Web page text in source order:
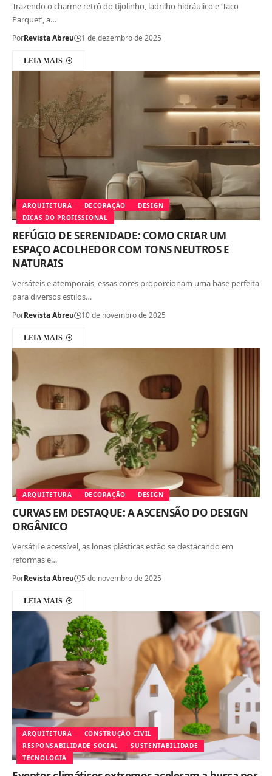
Trazendo o charme retrô do tijolinho, ladrilho hidráulico e ‘Taco
Parquet’, a…
PorRevista Abreu 1 de dezembro de 2025
LEIA MAIS
ARQUITETURA DECORAÇÃO
DESIGN
DICAS DO PROFISSIONAL
REFÚGIO DE SERENIDADE: COMO CRIAR UM
ESPAÇO ACOLHEDOR COM TONS NEUTROS E
NATURAIS
Versáteis e atemporais, essas cores proporcionam uma base perfeita
para diversos estilos…
PorRevista Abreu 10 de novembro de 2025
LEIA MAIS
ARQUITETURA DECORAÇÃO DESIGN
CURVAS EM DESTAQUE: A ASCENSÃO DO DESIGN
ORGÂNICO
Versátil e acessível, as lonas plásticas estão se destacando em
reformas e…
PorRevista Abreu 5 de novembro de 2025
LEIA MAIS
ARQUITETURA
CONSTRUÇÃO CIVIL
RESPONSABILIDADE SOCIAL
SUSTENTABILIDADE
TECNOLOGIA